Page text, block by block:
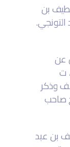
بن
محمد التونجي.
عن
ت
وذكر
صاحب
بن عبد